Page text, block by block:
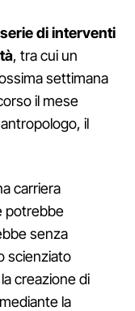
di interventi
, tra cui un
settimana
il mese
il
carriera
potrebbe
senza
scienziato
creazione di
la